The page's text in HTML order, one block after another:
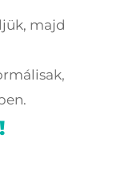
majd